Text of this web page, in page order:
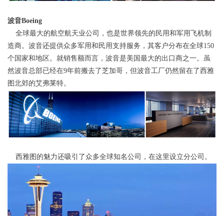
波音Boeing
全球最大的航空航天业公司，也是世界领先的民用和军用飞机制
造商。波音还提供众多军用和民用支持服务，其客户分布在全球150
个国家和地区。就销售额而言，波音是美国最大的出口商之一。虽
然波音总部已经在9年前搬去了芝加哥，但波音工厂仍然留在了西雅
图北郊的艾弗莱特。
西雅图的魅力还吸引了众多全球知名公司，在这里设立分公司。